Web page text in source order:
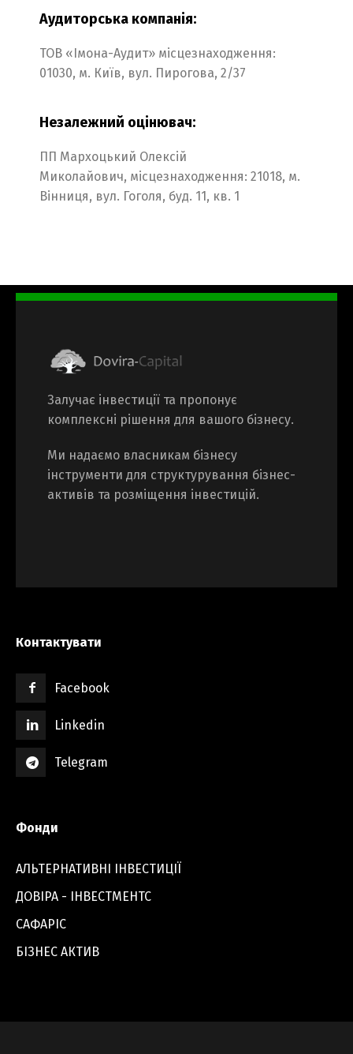
Аудиторська компанія:
ТОВ «Імона-Аудит» місцезнаходження:
01030, м. Київ, вул. Пирогова, 2/37
Незалежний оцінювач:
ПП Мархоцький Олексій
Миколайович, місцезнаходження: 21018, м.
Вінниця, вул. Гоголя, буд. 11, кв. 1
Залучає інвестиції та пропонує
комплексні рішення для вашого бізнесу.
Ми надаємо власникам бізнесу
інструменти для структурування бізнес-
активів та розміщення інвестицій.
Контактувати
Facebook
Linkedin
Telegram
Фонди
АЛЬТЕРНАТИВНІ ІНВЕСТИЦІЇ
ДОВІРА - ІНВЕСТМЕНТС
САФАРІС
БІЗНЕС АКТИВ
Змiнити мову
Українська English
Русский